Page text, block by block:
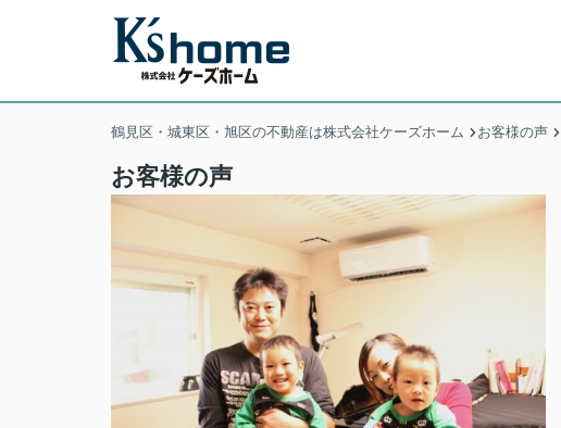
鶴見区・城東区・旭区の不動産は株式会社ケーズホーム お客様の声
お客様の声